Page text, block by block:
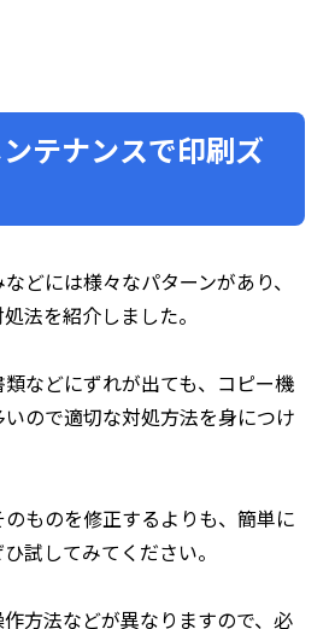
テナンスで印刷ズ
どには様々なパターンがあり、
法を紹介しました。
などにずれが出ても、コピー機
ので適切な対処方法を身につけ
ものを修正するよりも、簡単に
試してみてください。
方法などが異なりますので、必